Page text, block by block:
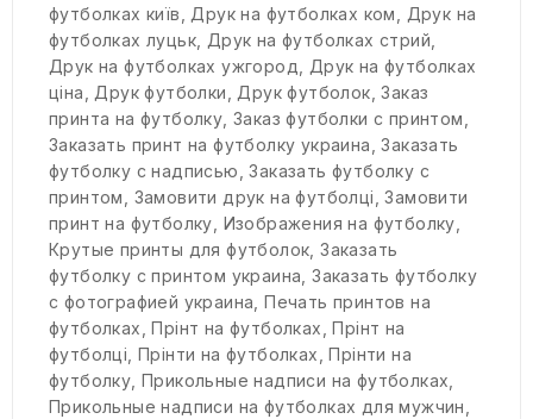
футболках київ,Друк на футболках ком, Друк на
футболках луцьк, Друк на футболках стрий,
Друк на футболках ужгород, Друк на футболках
ціна,Друк футболки,Друк футболок,Заказ
принта на футболку,Заказ футболки с принтом,
Заказать принт на футболку украина,Заказать
футболку с надписью,Заказать футболку с
принтом, Замовити друк на футболці,Замовити
принт на футболку, Изображения на футболку,
Крутые принты для футболок,Заказать
футболку с принтом украина,Заказать футболку
с фотографией украина,Печать принтов на
футболках,Прінт на футболках,Прінт на
футболці,Прінти на футболках,Прінти на
футболку,Прикольные надписи на футболках,
Прикольные надписи на футболках для мужчин,